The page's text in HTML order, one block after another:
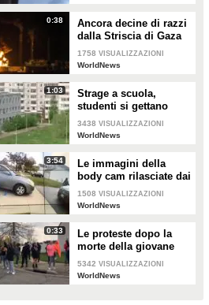
0:38
Ancora decine di razzi
dalla Striscia di Gaza
1758 VISUALIZZAZIONI
WorldNews
1:03
Strage a scuola,
studenti si gettano
dalle finestre al terzo
piano per scappare:
3438 VISUALIZZAZIONI
WorldNews
3:54
Le immagini della
body cam rilasciate dai
poliziotti di Columbus
1508 VISUALIZZAZIONI
WorldNews
0:33
Le proteste dopo la
morte della giovane
Makiyah Bryant in Ohio
5342 VISUALIZZAZIONI
WorldNews